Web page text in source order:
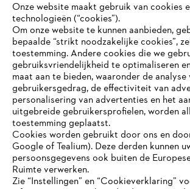
Bedrijf
STIHL FAQ
Onze website maakt gebruik van cookies
technologieën (“cookies”).
Om onze website te kunnen aanbieden,
bepaalde “strikt noodzakelijke cookies”,
toestemming. Andere cookies die we
gebruiksvriendelijkheid te optimaliseren
maat aan te bieden, waaronder de analyse
gebruikersgedrag, de effectiviteit van
personalisering van advertenties en het
uitgebreide gebruikersprofielen, worden
toestemming geplaatst.
Cookies worden gebruikt door ons en
Google of Tealium). Deze derden kunnen
persoonsgegevens ook buiten de
Ruimte verwerken.
Zie “Instellingen” en “Cookieverklaring”